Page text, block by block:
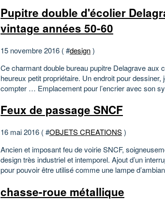
Pupitre double d'écolier
vintage années 50-60
15 novembre 2016 ( #design)
Ce charmant double bureau pupitre Delagrave aux
heureux petit propriétaire. Un endroit pour dessiner,
compter … Emplacement pour l’encrier avec son
Feux de passage SNCF
16 mai 2016 ( #OBJETS CREATIONS)
Ancien et imposant feu de voirie SNCF,
design très industriel et intemporel. Ajout d’un
pour pouvoir être utilisé comme une lampe
chasse-roue métallique